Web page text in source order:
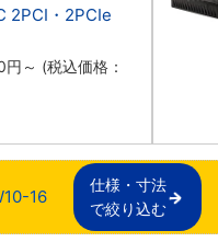
2PCI・2PCIe
円 ～ (税込価格：
16
仕様・寸法
で絞り込む